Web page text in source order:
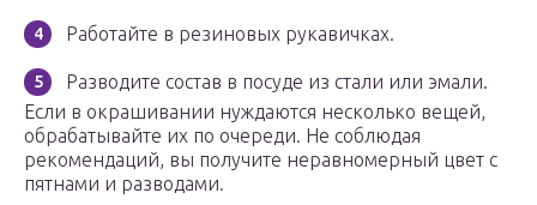
Работайте в резиновых рукавичках.
Разводите состав в посуде из стали или эмали.
Если в окрашивании нуждаются несколько вещей,
обрабатывайте их по очереди. Не соблюдая
рекомендаций, вы получите неравномерный цвет с
пятнами и разводами.